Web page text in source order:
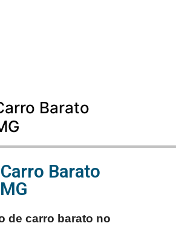
Barato
Barato
de carro barato no